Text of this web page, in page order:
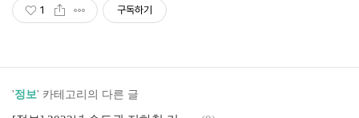
1 구독하기
'정보' 카테고리의 다른 글